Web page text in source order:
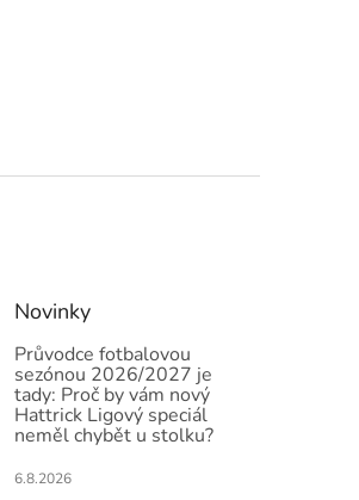
Novinky
Průvodce fotbalovou
sezónou 2026/2027 je
tady: Proč by vám nový
Hattrick Ligový speciál
neměl chybět u stolku?
6.8.2026